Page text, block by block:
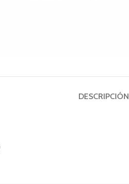
DESCRIPCIÓN